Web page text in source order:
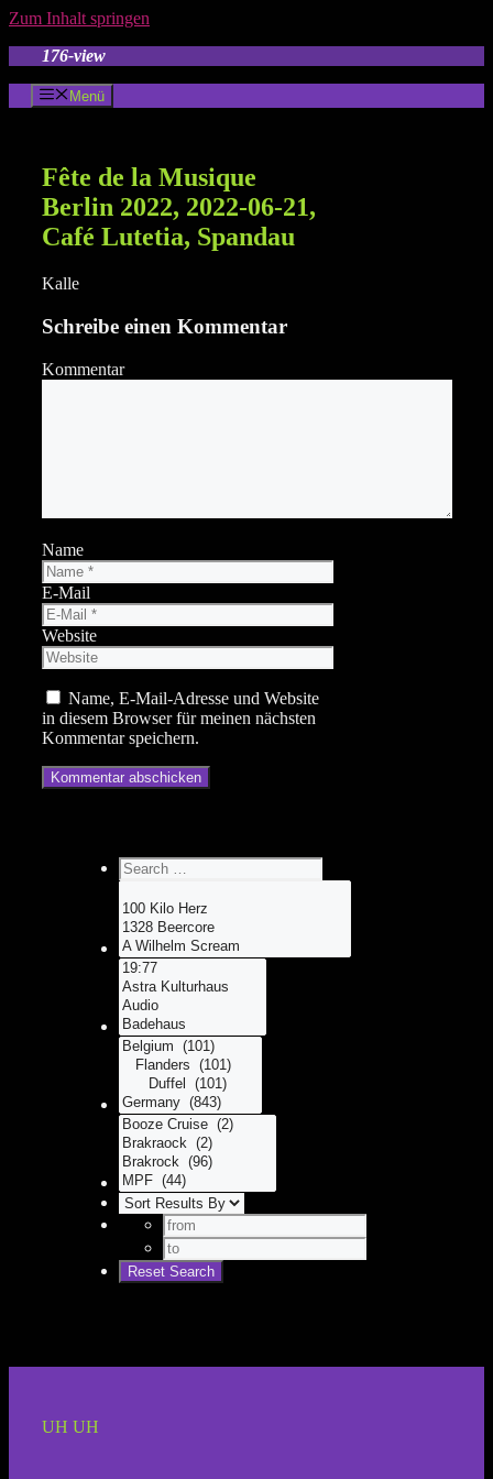
Zum Inhalt springen
176-view
Menü
Fête de la Musique
Berlin 2022, 2022-06-21,
Café Lutetia, Spandau
Kalle
Schreibe einen Kommentar
Kommentar
Name
E-Mail
Website
Name, E-Mail-Adresse und Website
in diesem Browser für meinen nächsten
Kommentar speichern.
UH UH